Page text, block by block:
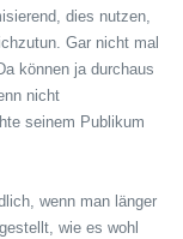
dies nutzen,
Gar nicht mal
können ja durchaus
nicht
seinem Publikum
wenn man länger
wie es wohl